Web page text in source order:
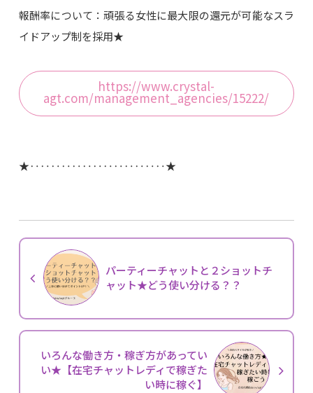
報酬率について：頑張る女性に最大限の還元が可能なスラ
イドアップ制を採用★
https://www.crystal-
agt.com/management_agencies/15222/
★‥‥‥‥‥‥‥‥‥‥‥‥‥★
パーティーチャットと２ショットチ
ャット★どう使い分ける？？
いろんな働き方・稼ぎ方があってい
い★【在宅チャットレディで稼ぎた
い時に稼ぐ】